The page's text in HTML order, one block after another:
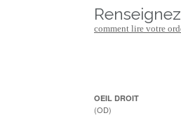
comment lire votre
OEIL DROIT
(OD)